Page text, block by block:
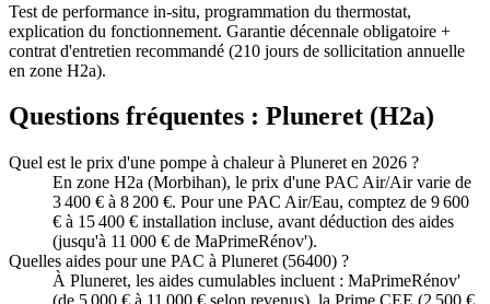
Test de performance in-situ, programmation du thermostat,
explication du fonctionnement. Garantie décennale obligatoire +
contrat d'entretien recommandé (210 jours de sollicitation annuelle
en zone H2a).
Questions fréquentes : Pluneret (H2a)
Quel est le prix d'une pompe à chaleur à Pluneret en 2026 ?
En zone H2a (Morbihan), le prix d'une PAC Air/Air varie de
3 400 € à 8 200 €. Pour une PAC Air/Eau, comptez de 9 600
€ à 15 400 € installation incluse, avant déduction des aides
(jusqu'à 11 000 € de MaPrimeRénov').
Quelles aides pour une PAC à Pluneret (56400) ?
À Pluneret, les aides cumulables incluent : MaPrimeRénov'